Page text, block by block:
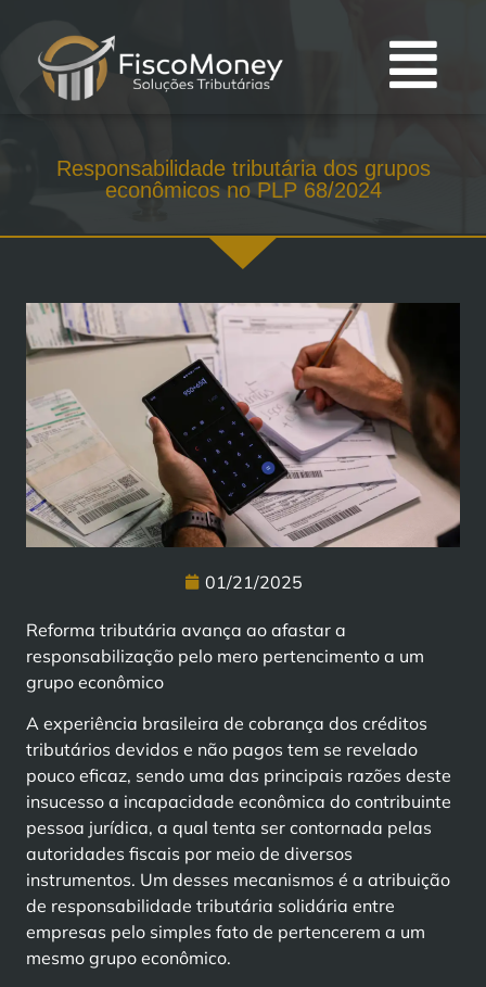
Responsabilidade tributária dos grupos
econômicos no PLP 68/2024
01/21/2025
Reforma tributária avança ao afastar a
responsabilização pelo mero pertencimento a um
grupo econômico
A experiência brasileira de cobrança dos créditos
tributários devidos e não pagos tem se revelado
pouco eficaz, sendo uma das principais razões deste
insucesso a incapacidade econômica do contribuinte
pessoa jurídica, a qual tenta ser contornada pelas
autoridades fiscais por meio de diversos
instrumentos. Um desses mecanismos é a atribuição
de responsabilidade tributária solidária entre
empresas pelo simples fato de pertencerem a um
mesmo grupo econômico.